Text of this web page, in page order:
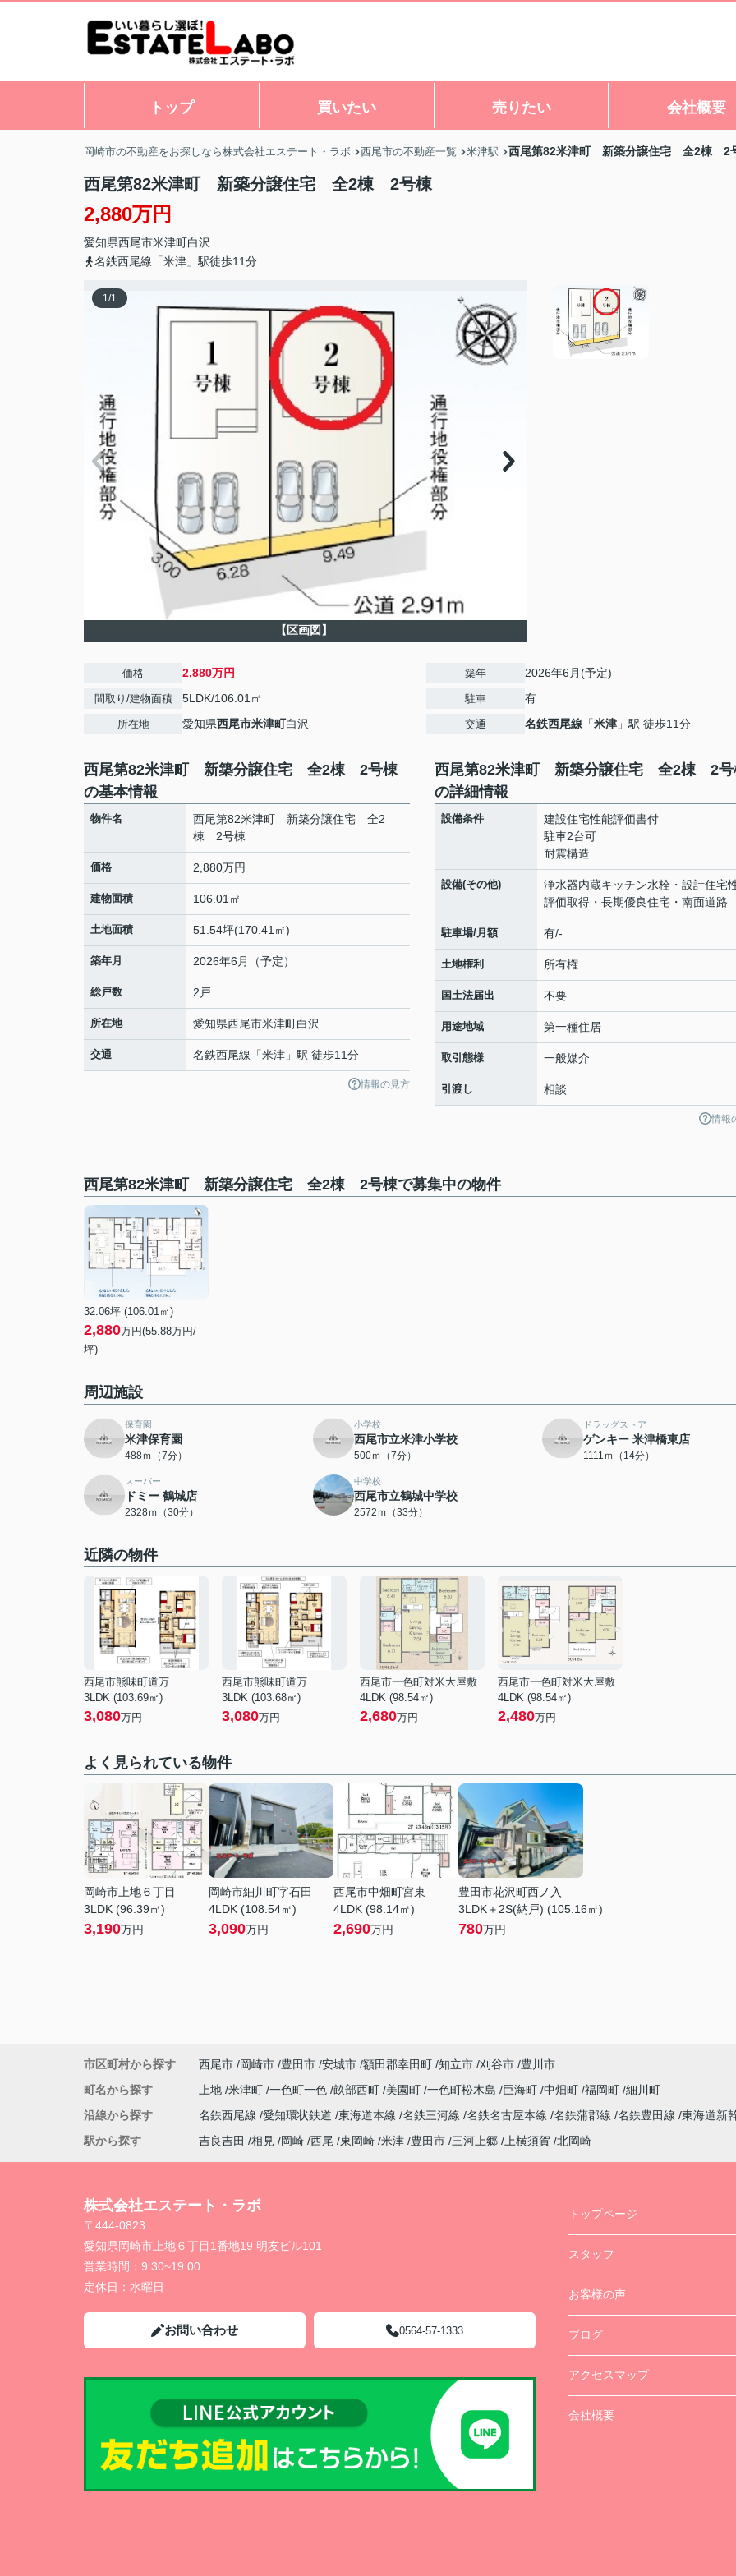
トップ 買いたい 売りたい 会社概要
岡崎市の不動産をお探しなら株式会社エステート・ラボ 西尾市の不動産一覧 米津駅 西尾第82米津町 新築分譲住宅 全2棟 2
西尾第82米津町 新築分譲住宅 全2棟 2号棟
2,880万円
愛知県西尾市米津町白沢
名鉄西尾線「米津」駅徒歩11分
1/1
【区画図】
価格 2,880万円
間取り/建物面積 5LDK/106.01㎡
所在地 愛知県西尾市米津町白沢
築年 2026年6月(予定)
駐車 有
交通 名鉄西尾線 「米津 」駅 徒歩11分
西尾第82米津町 新築分譲住宅 全2棟 2号棟
の基本情報
物件名
西尾第82米津町 新築分譲住宅 全2
棟 2号棟
価格 2,880万円
建物面積 106.01㎡
土地面積 51.54坪(170.41㎡)
築年月 2026年6月（予定）
総戸数 2戸
所在地 愛知県西尾市米津町白沢
交通 名鉄西尾線 「米津 」駅 徒歩11分
情報の見方
西尾第82米津町 新築分譲住宅 全2棟 2号
の詳細情報
設備条件
建設住宅性能評価書付
駐車2台可
耐震構造
設備(その他)
浄水器内蔵キッチン水栓・設計住宅
評価取得・長期優良住宅・南面道路
駐車場/月額 有/-
土地権利 所有権
国土法届出 不要
用途地域 第一種住居
取引態様 一般媒介
引渡し 相談
情報
西尾第82米津町 新築分譲住宅 全2棟 2号棟で募集中の物件
32.06坪 (106.01㎡)
2,880万円(55.88万円/
坪)
周辺施設
保育園
米津保育園
488ｍ（7分）
小学校
西尾市立米津小学校
500ｍ（7分）
ドラッグストア
ゲンキー 米津橋東店
1111ｍ（14分）
スーパー
ドミー 鶴城店
2328ｍ（30分）
中学校
西尾市立鶴城中学校
2572ｍ（33分）
近隣の物件
西尾市熊味町道万
3LDK (103.69㎡)
3,080万円
西尾市熊味町道万
3LDK (103.68㎡)
3,080万円
西尾市一色町対米大屋敷
4LDK (98.54㎡)
2,680万円
西尾市一色町対米大屋敷
4LDK (98.54㎡)
2,480万円
よく見られている物件
岡崎市上地６丁目
3LDK (96.39㎡)
3,190万円
岡崎市細川町字石田
4LDK (108.54㎡)
3,090万円
西尾市中畑町宮東
4LDK (98.14㎡)
2,690万円
豊田市花沢町西ノ入
3LDK＋2S(納戸) (105.16㎡)
780万円
市区町村から探す 西尾市 岡崎市 豊田市 安城市 額田郡幸田町 知立市 刈谷市 豊川市
町名から探す
上地 米津町 一色町一色 畝部西町 美園町 一色町松木島 巨海町 中畑町 福岡町 細川町
沿線から探す
名鉄西尾線 愛知環状鉄道 東海道本線 名鉄三河線 名鉄名古屋本線 名鉄蒲郡線 名鉄豊田線 東海道新
駅から探す
吉良吉田 相見 岡崎 西尾 東岡崎 米津 豊田市 三河上郷 上横須賀 北岡崎
株式会社エステート・ラボ
〒444-0823
愛知県岡崎市上地６丁目1番地19 明友ビル101
営業時間： 9:30~19:00
定休日： 水曜日
お問い合わせ 0564-57-1333
トップページ
スタッフ
お客様の声
ブログ
アクセスマップ
会社概要